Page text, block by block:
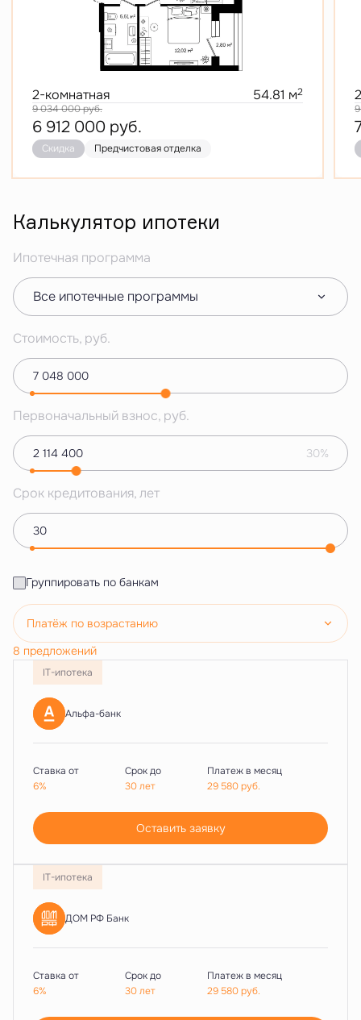
2-комнатная 54.81 м2
9 034 000руб.
6 912 000 руб.
Скидка Предчистовая отделка
Калькулятор ипотеки
Ипотечная программа
Все ипотечные программы
Стоимость, руб.
Первоначальный взнос, руб.
30%
Срок кредитования, лет
Группировать по банкам
Платёж по возрастанию
8 предложений
IT-ипотека
Альфа-банк
Ставка от
6%
Срок до
30 лет
Платеж в месяц
29 580руб.
Оставить заявку
IT-ипотека
ДОМ РФ Банк
Ставка от
6%
Срок до
30 лет
Платеж в месяц
29 580руб.